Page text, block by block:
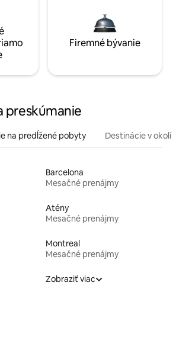
Firemné bývanie
preskúmanie
na predĺžené pobyty Destinácie v okolí
Barcelona
Mesačné prenájmy
Atény
Mesačné prenájmy
Montreal
Mesačné prenájmy
Zobraziť viac